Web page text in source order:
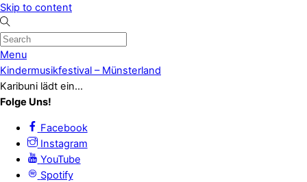
Skip to content
Menu
Kindermusikfestival – Münsterland
Karibuni lädt ein...
Folge Uns!
Facebook
Instagram
YouTube
Spotify